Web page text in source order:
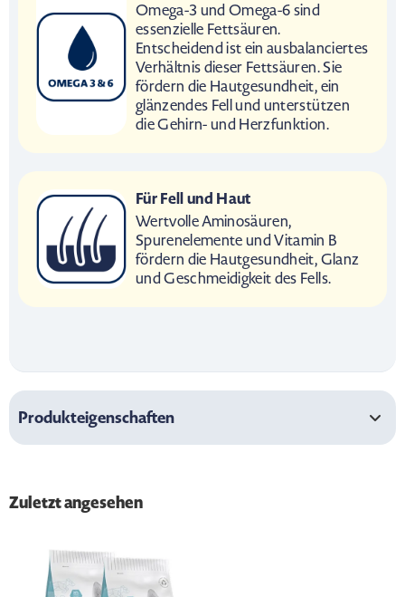
Omega-3 und Omega-6 sind
essenzielle Fettsäuren.
Entscheidend ist ein ausbalanciertes
Verhältnis dieser Fettsäuren. Sie
fördern die Hautgesundheit, ein
glänzendes Fell und unterstützen
die Gehirn- und Herzfunktion.
Für Fell und Haut
Wertvolle Aminosäuren,
Spurenelemente und Vitamin B
fördern die Hautgesundheit, Glanz
und Geschmeidigkeit des Fells.
Produkteigenschaften
Zuletzt angesehen